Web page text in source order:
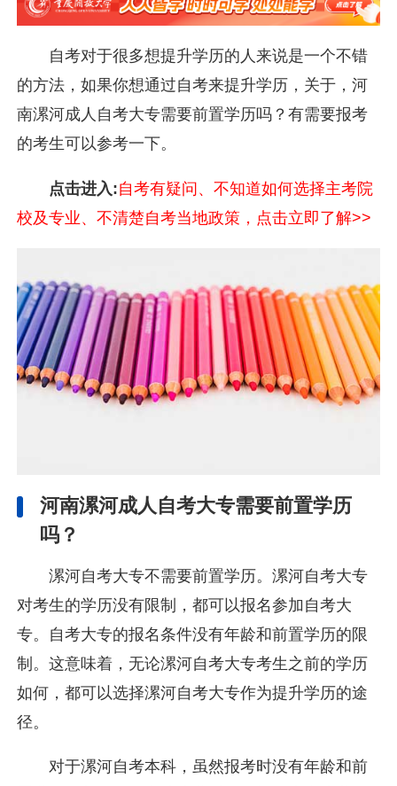
自考对于很多想提升学历的人来说是一个不错
的方法，如果你想通过自考来提升学历，关于，河
南漯河成人自考大专需要前置学历吗？有需要报考
的考生可以参考一下。
点击进入:自考有疑问、不知道如何选择主考院
校及专业、不清楚自考当地政策，点击立即了解>>
河南漯河成人自考大专需要前置学历
吗？
漯河自考大专不需要前置学历。漯河自考大专
对考生的学历没有限制，都可以报名参加自考大
专。自考大专的报名条件没有年龄和前置学历的限
制。这意味着，无论漯河自考大专考生之前的学历
如何，都可以选择漯河自考大专作为提升学历的途
径。
对于漯河自考本科，虽然报考时没有年龄和前